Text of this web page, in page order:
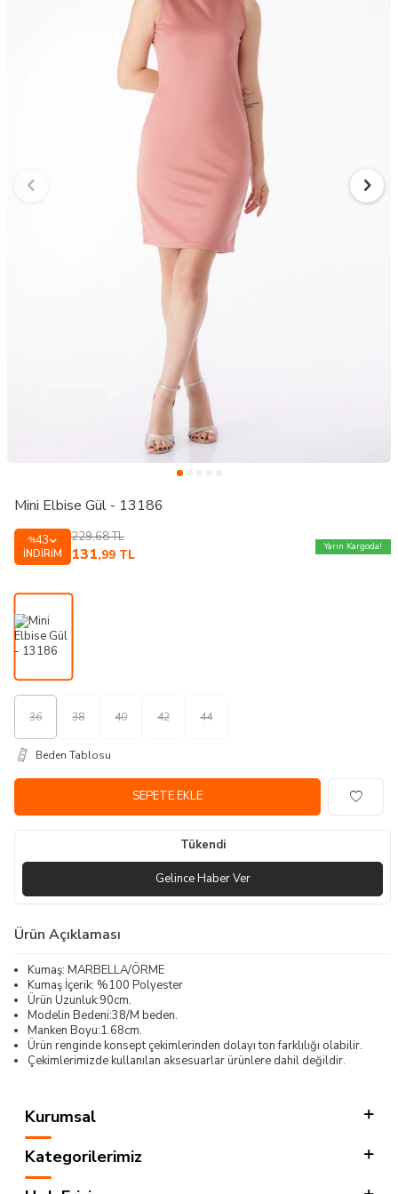
Mini Elbise Gül - 13186
%43
İNDIRIM
229,68TL
131,99 TL
Yarın Kargoda!
36 38 40 42 44
Beden Tablosu
SEPETE EKLE
Tükendi
Gelince Haber Ver
Ürün Açıklaması
Kumaş: MARBELLA/ÖRME
Kumaş İçerik: %100 Polyester
Ürün Uzunluk:90cm.
Modelin Bedeni:38/M beden.
Manken Boyu:1.68cm.
Ürün renginde konsept çekimlerinden dolayı ton farklılığı olabilir.
Çekimlerimizde kullanılan aksesuarlar ürünlere dahil değildir.
Kurumsal
Kategorilerimiz